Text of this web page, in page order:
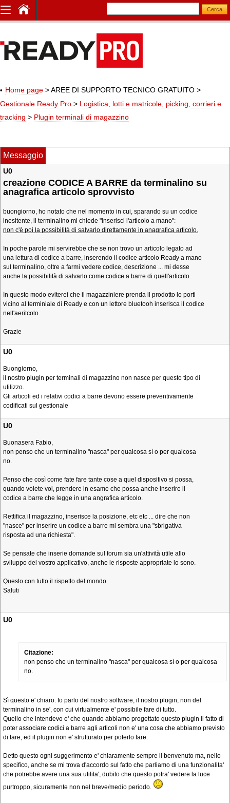
Home page > AREE DI SUPPORTO TECNICO GRATUITO >
Gestionale Ready Pro > Logistica, lotti e matricole, picking, corrieri e
tracking > Plugin terminali di magazzino
Messaggio
U0
creazione CODICE A BARRE da terminalino su
anagrafica articolo sprovvisto
buongiorno, ho notato che nel momento in cui, sparando su un codice
inesitente, il terminalino mi chiede "inserisci l'articolo a mano":
non c'è poi la possibilità di salvarlo direttamente in anagrafica articolo.
In poche parole mi servirebbe che se non trovo un articolo legato ad
una lettura di codice a barre, inserendo il codice articolo Ready a mano
sul terminalino, oltre a farmi vedere codice, descrizione ... mi desse
anche la possibilità di salvarlo come codice a barre di quell'articolo.
In questo modo eviterei che il magazziniere prenda il prodotto lo porti
vicino al terminiale di Ready e con un lettore bluetooh inserisca il codice
nell'aeritcolo.
Grazie
U0
Buongiorno,
il nostro plugin per terminali di magazzino non nasce per questo tipo di
utilizzo.
Gli articoli ed i relativi codici a barre devono essere preventivamente
codificati sul gestionale
U0
Buonasera Fabio,
non penso che un terminalino "nasca" per qualcosa sì o per qualcosa
no.
Penso che così come fate fare tante cose a quel dispositivo si possa,
quando volete voi, prendere in esame che possa anche inserire il
codice a barre che legge in una angrafica articolo.
Rettifica il magazzino, inserisce la posizione, etc etc ... dire che non
"nasce" per inserire un codice a barre mi sembra una "sbrigativa
risposta ad una richiesta".
Se pensate che inserie domande sul forum sia un'attività utile allo
sviluppo del vostro applicativo, anche le risposte appropriate lo sono.
Questo con tutto il rispetto del mondo.
Saluti
U0
Citazione:
non penso che un terminalino "nasca" per qualcosa sì o per qualcosa
no.
Sì questo e' chiaro. Io parlo del nostro software, il nostro plugin, non del
terminalino in se', con cui virtualmente e' possibile fare di tutto.
Quello che intendevo e' che quando abbiamo progettato questo plugin il fatto di
poter associare codici a barre agli articoli non e' una cosa che abbiamo previsto
di fare, ed il plugin non e' strutturato per poterlo fare.
Detto questo ogni suggerimento e' chiaramente sempre il benvenuto ma, nello
specifico, anche se mi trova d'accordo sul fatto che parliamo di una funzionalita'
che potrebbe avere una sua utilita', dubito che questo potra' vedere la luce
purtroppo, sicuramente non nel breve/medio periodo.